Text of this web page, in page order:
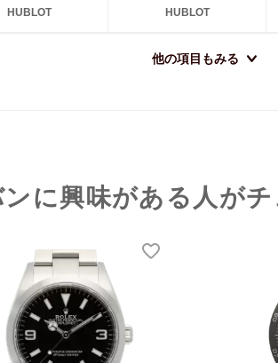
HUBLOT HUBLOT
他の項目もみる
ンに興味がある人が